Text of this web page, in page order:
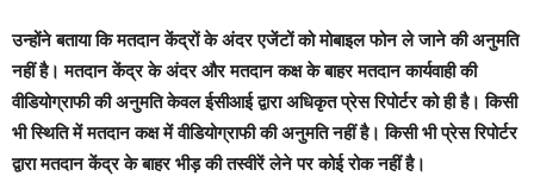
उन्होंने बताया कि मतदान केंद्रों के अंदर एजेंटों को मोबाइल फोन ले जाने की अनुमति
नहीं है। मतदान केंद्र के अंदर और मतदान कक्ष के बाहर मतदान कार्यवाही की
वीडियोग्राफी की अनुमति केवल ईसीआई द्वारा अधिकृत प्रेस रिपोर्टर को ही है। किसी
भी स्थिति में मतदान कक्ष में वीडियोग्राफी की अनुमति नहीं है। किसी भी प्रेस रिपोर्टर
द्वारा मतदान केंद्र के बाहर भीड़ की तस्वीरें लेने पर कोई रोक नहीं है।